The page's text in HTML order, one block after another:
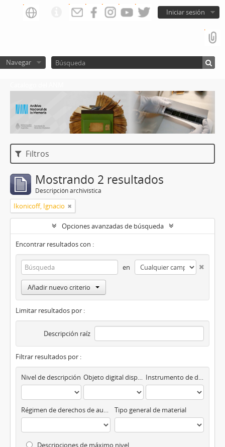
Iniciar sesión
Navegar
Filtros
Mostrando 2 resultados
Descripción archivística
Ikonicoff, Ignacio
Opciones avanzadas de búsqueda
Encontrar resultados con :
en
Añadir nuevo criterio
Limitar resultados por :
Descripción raíz
Filtrar resultados por :
Nivel de descripción Objeto digital disponibles Instrumento de descripción
Régimen de derechos de autor Tipo general de material
Descripciones de máximo nivel